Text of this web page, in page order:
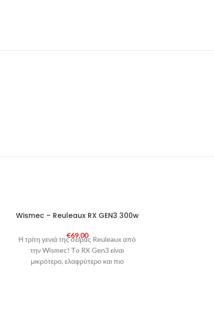
SOLD
Wismec – Reuleaux RX GEN3 300w
€69,00
Η τρίτη γενιά της σειράς Reuleaux από
την Wismec! Τo RX Gen3 είναι
μικρότερο, ελαφρύτερο και πιο